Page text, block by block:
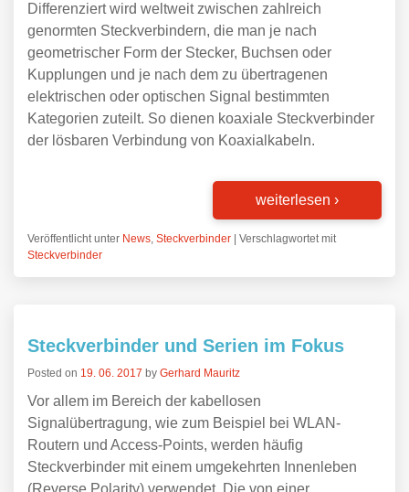
Differenziert wird weltweit zwischen zahlreich
genormten Steckverbindern, die man je nach
geometrischer Form der Stecker, Buchsen oder
Kupplungen und je nach dem zu übertragenen
elektrischen oder optischen Signal bestimmten
Kategorien zuteilt. So dienen koaxiale Steckverbinder
der lösbaren Verbindung von Koaxialkabeln.
weiterlesen ›
Veröffentlicht unter News, Steckverbinder
Verschlagwortet mit
Steckverbinder
Steckverbinder und Serien im Fokus
Posted on 19. 06. 2017 by Gerhard Mauritz
Vor allem im Bereich der kabellosen
Signalübertragung, wie zum Beispiel bei WLAN-
Routern und Access-Points, werden häufig
Steckverbinder mit einem umgekehrten Innenleben